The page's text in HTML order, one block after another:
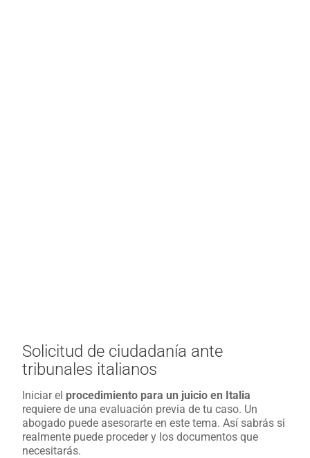
Solicitud de ciudadanía ante
tribunales italianos
Iniciar el procedimiento para un juicio en Italia
requiere de una evaluación previa de tu caso. Un
abogado puede asesorarte en este tema. Así sabrás si
realmente puede proceder y los documentos que
necesitarás.